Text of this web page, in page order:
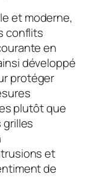
et moderne,
conflits
en
développé
protéger
plutôt que
et
de